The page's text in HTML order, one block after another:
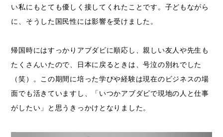
い私にもとても優しく接してくれたことです。子どもながら
に、そうした国民性には影響を受けました。
帰国時にはすっかりアブダビに順応し、親しい友人や先生も
たくさんいたので、日本に戻るときは、号泣の別れでした
（笑）。この期間に培った学びや経験は現在のビジネスの場
面でも活きていますし、「いつかアブダビで現地の人と仕事
がしたい」と思うきっかけとなりました。